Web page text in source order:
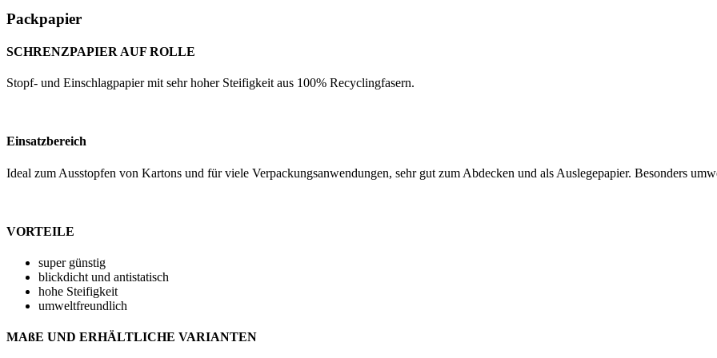
Packpapier
SCHRENZPAPIER AUF ROLLE
Stopf- und Einschlagpapier mit sehr hoher Steifigkeit aus 100% Recyclingfasern.
Einsatzbereich
Ideal zum Ausstopfen von Kartons und für viele Verpackungsanwendungen, sehr gut zum Abdecken und als Auslegepapier. Besonders
VORTEILE
super günstig
blickdicht und antistatisch
hohe Steifigkeit
umweltfreundlich
MAßE UND ERHÄLTLICHE VARIANTEN